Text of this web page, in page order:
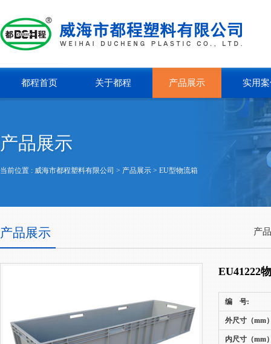
都程首页 关于都程 产品展示 实用
产品展示
当前位置 : 威海市都程塑料有限公司 > 产品展示 > EU型物流箱
产品展示 产
EU41222
编 号:
外尺寸（mm
内尺寸（mm